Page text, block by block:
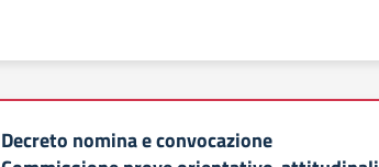
Decreto nomina e convocazione